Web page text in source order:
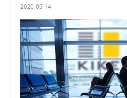
2020-05-14